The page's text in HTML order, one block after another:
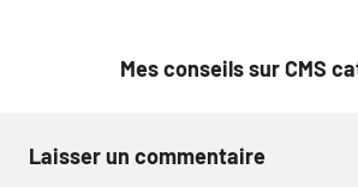
Mes conseils sur CMS
Laisser un commentaire